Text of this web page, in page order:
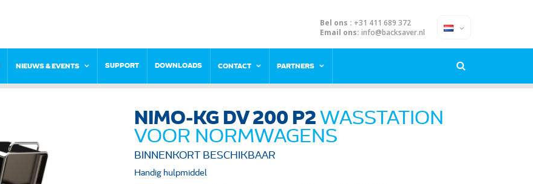
Bel ons : +31 411 689 372
Email ons: info@backsaver.nl
NIEUWS & EVENTS SUPPORT DOWNLOADS CONTACT PARTNERS
NIMO-KG DV 200 P2WASSTATION
VOOR NORMWAGENS
BINNENKORT BESCHIKBAAR
Handig hulpmiddel